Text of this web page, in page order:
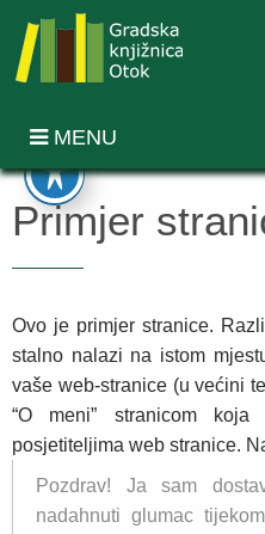
MENU
Primjer
Ovo je primjer stranice.
stalno nalazi na istom
vaše web-stranice (u većini
“O meni” stranicom koja
posjetiteljima web stranice.
Pozdrav! Ja sam
nadahnuti glumac